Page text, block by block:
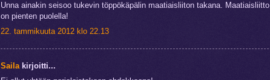
Unna ainakin seisoo tukevin töppökäpälin maatiaisliiton takana. Maatiaisliitto
on pienten puolella!
22. tammikuuta 2012 klo 22.13
Sailakirjoitti...